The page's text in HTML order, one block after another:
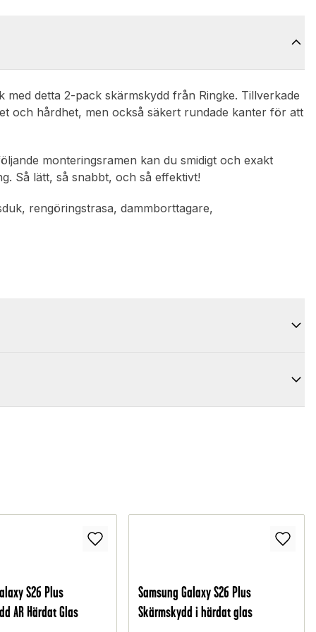
med detta 2-pack skärmskydd från Ringke. Tillverkade
och hårdhet, men också säkert rundade kanter för att
monteringsramen kan du smidigt och exakt
Så lätt, så snabbt, och så effektivt!
rengöringstrasa, dammborttagare,
S26 Plus
AR Härdat Glas
Samsung Galaxy S26 Plus
Skärmskydd i härdat glas